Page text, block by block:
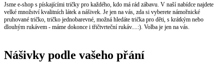
Jsme e-shop s pískajícími tričky pro každého, kdo má rád zábavu. V naší nabídce najdete
velké množství kvalitních látek a nášivek. Je jen na vás, zda si vyberete námořnické
pruhované tričko, tričko jednobarevné, možná hledáte trička pro děti, s krátkým nebo
dlouhým rukávem - máme dokonce i třičtvrteční rukáv....:). Volba je jen na vás.
Nášivky podle vašeho přání